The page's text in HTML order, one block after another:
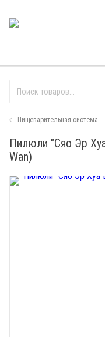
Пищеварительная система
Пилюли "Сяо Эр
Wan)